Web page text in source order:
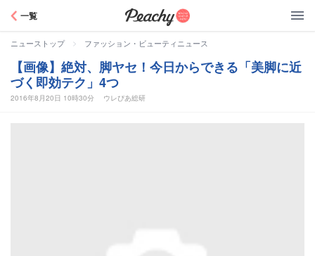
一覧
ニューストップ > ファッション・ビューティニュース
【画像】絶対、脚ヤセ！今日からできる「美脚に近
づく即効テク」4つ
2016年8月20日 10時30分 ウレぴあ総研